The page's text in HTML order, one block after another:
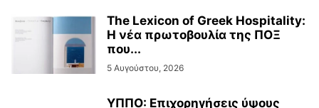
The Lexicon of Greek Hospitality:
Η νέα πρωτοβουλία της ΠΟΞ
που...
5 Αυγούστου, 2026
ΥΠΠΟ: Επιχορηγήσεις ύψους